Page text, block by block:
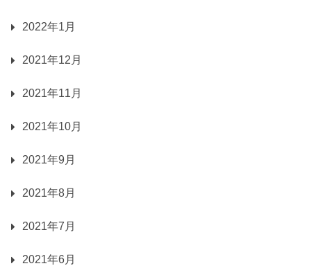
2022年1月
2021年12月
2021年11月
2021年10月
2021年9月
2021年8月
2021年7月
2021年6月